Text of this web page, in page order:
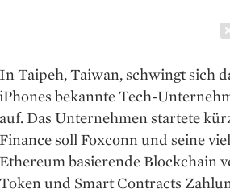
In Taipeh, Taiwan, schwingt sich
iPhones bekannte Tech-­
auf. Das Unternehmen startete
Finance soll Foxconn und seine
Ethereum basierende Blockchain
Token und Smart Contracts